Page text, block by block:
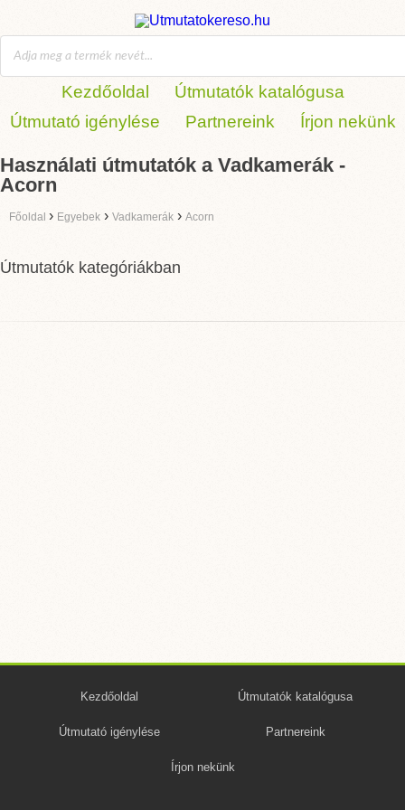
Kezdőoldal
Útmutatók katalógusa
Útmutató igénylése
Partnereink Írjon nekünk
Használati útmutatók a Vadkamerák -
Acorn
Főoldal › Egyebek › Vadkamerák › Acorn
Útmutatók kategóriákban
Kezdőoldal Útmutatók katalógusa
Útmutató igénylése Partnereink
Írjon nekünk